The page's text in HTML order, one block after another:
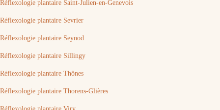
Réflexologie plantaire Saint-Julien-en-Genevois
Réflexologie plantaire Sevrier
Réflexologie plantaire Seynod
Réflexologie plantaire Sillingy
Réflexologie plantaire Thônes
Réflexologie plantaire Thorens-Glières